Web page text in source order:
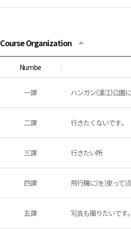
Course Organization
Numbe
一課 ハンガン(漢江)公園
二課 行きたくないです。
三課 行きたい所
四課 飛行機に(を)乗って
五課 写真も撮りたいです。